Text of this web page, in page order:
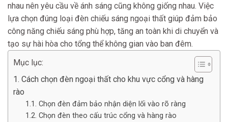
nhau nên yêu cầu về ánh sáng cũng không giống nhau. Việc
lựa chọn đúng loại đèn chiếu sáng ngoại thất giúp đảm bảo
công năng chiếu sáng phù hợp, tăng an toàn khi di chuyển và
tạo sự hài hòa cho tổng thể không gian vào ban đêm.
Mục lục:
1. Cách chọn đèn ngoại thất cho khu vực cổng và hàng
rào
1.1. Chọn đèn đảm bảo nhận diện lối vào rõ ràng
1.2. Chọn đèn theo cấu trúc cổng và hàng rào